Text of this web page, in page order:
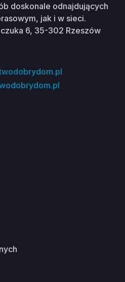
doskonale odnajdujących
jak i w sieci.
6, 35-302 Rzeszów